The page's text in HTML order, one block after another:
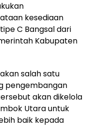
kesediaan
C Bangsal dari
Kabupaten
salah satu
pengembangan
akan dikelola
Utara untuk
baik kepada